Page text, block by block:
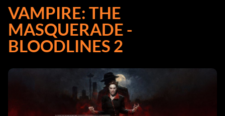
VAMPIRE: THE
MASQUERADE -
BLOODLINES 2